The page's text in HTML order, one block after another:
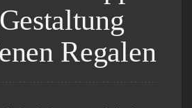
Regalen